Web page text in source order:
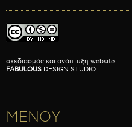
σχεδιασμός και ανάπτυξη website:
FABULOUS DESIGN STUDIO
ΜΕΝΟΥ